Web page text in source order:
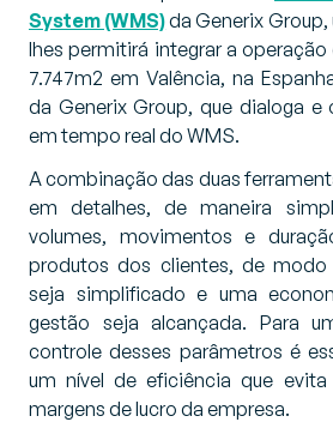
System (WMS)da Generix
lhes permitirá integrar a
7.747m2 em Valência, na
da Generix Group, que dialoga
em tempo real do WMS.
A combinação das duas
em detalhes, de maneira
volumes, movimentos e
produtos dos clientes, de
seja simplificado e uma
gestão seja alcançada. Para
controle desses parâmetros é
um nível de eficiência que
margens de lucro da empresa.